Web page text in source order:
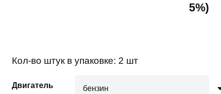
5%)
Кол-во штук в упаковке: 2 шт
Двигатель